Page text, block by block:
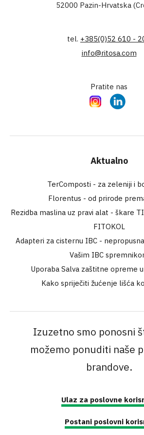
52000 Pazin-Hrvatska
tel. +385(0)52 610 -
info@ritosa.com
Pratite nas
InstagramLinkedIn
Aktualno
TerComposti - za zeleniji i
Florentus - od prirode
Rezidba maslina uz pravi alat - škare
FITOKOL
Adapteri za cisternu IBC -
Vašim IBC
Uporaba Salva zaštitne opreme
Kako spriječiti žućenje lišća
Izuzetno smo ponosni
možemo ponuditi naše
brandove.
Ulaz za poslovne
Postani poslovni